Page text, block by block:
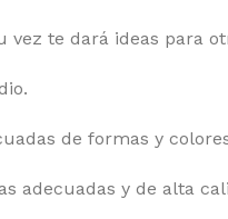
vez te dará ideas para
de formas y
adecuadas y de alta